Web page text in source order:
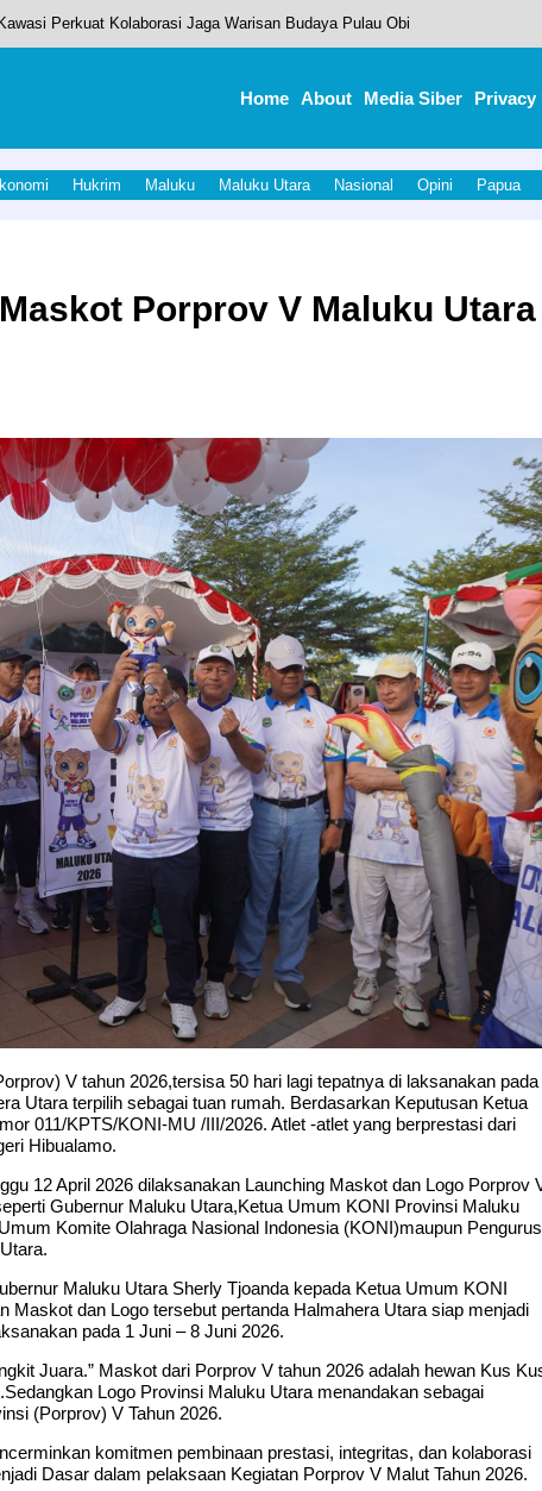
Perkuat Kolaborasi Jaga Warisan Budaya Pulau Obi
the Businesses of Tomorrow
Wabup Halut
Home About Media Siber Privacy
Hukrim Maluku Maluku Utara Nasional Opini Papua
Porprov V Maluku Utara
V tahun 2026,tersisa 50 hari lagi tepatnya di laksanakan pada
Utara terpilih sebagai tuan rumah. Berdasarkan Keputusan Ketua
011/KPTS/KONI-MU /III/2026. Atlet -atlet yang berprestasi dari
Hibualamo.
12 April 2026 dilaksanakan Launching Maskot dan Logo Porprov
Gubernur Maluku Utara,Ketua Umum KONI Provinsi Maluku
Komite Olahraga Nasional Indonesia (KONI)maupun Pengurus
Maluku Utara Sherly Tjoanda kepada Ketua Umum KONI
Maskot dan Logo tersebut pertanda Halmahera Utara siap menjadi
pada 1 Juni – 8 Juni 2026.
Juara.” Maskot dari Porprov V tahun 2026 adalah hewan Kus
Logo Provinsi Maluku Utara menandakan sebagai
(Porprov) V Tahun 2026.
komitmen pembinaan prestasi, integritas, dan kolaborasi
Dasar dalam pelaksaan Kegiatan Porprov V Malut Tahun 2026.